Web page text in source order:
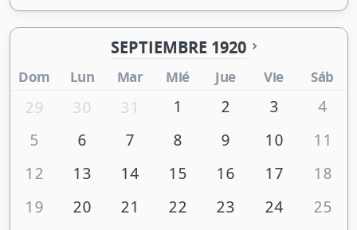
SEPTIEMBRE 1920
Dom Lun Mar Mié Jue Vie Sáb
29 30 31 1 2 3
4
5
6 7 8 9 10
11
12
13 14 15 16 17
18
19
20 21 22 23 24
25